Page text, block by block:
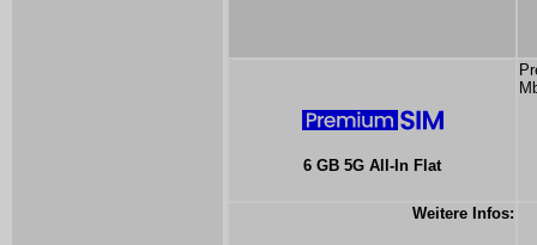
6 GB 5G All-In Flat
Weitere Infos: